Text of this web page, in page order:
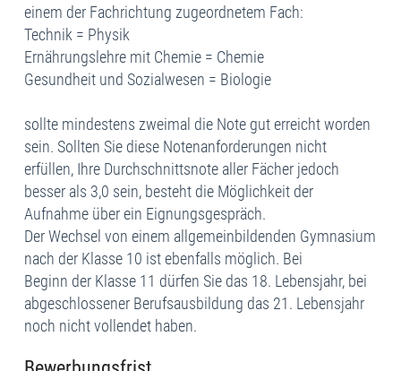
einem der Fachrichtung zugeordnetem Fach:
Technik = Physik
Ernährungslehre mit Chemie = Chemie
Gesundheit und Sozialwesen = Biologie
sollte mindestens zweimal die Note gut erreicht worden
sein. Sollten Sie diese Notenanforderungen nicht
erfüllen, Ihre Durchschnittsnote aller Fächer jedoch
besser als 3,0 sein, besteht die Möglichkeit der
Aufnahme über ein Eignungsgespräch.
Der Wechsel von einem allgemeinbildenden Gymnasium
nach der Klasse 10 ist ebenfalls möglich. Bei
Beginn der Klasse 11 dürfen Sie das 18. Lebensjahr, bei
abgeschlossener Berufsausbildung das 21. Lebensjahr
noch nicht vollendet haben.